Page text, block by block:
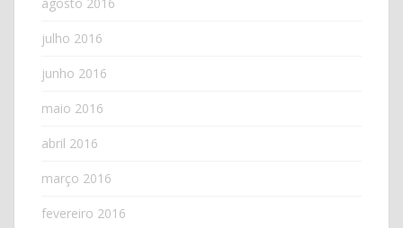
julho 2016
junho 2016
maio 2016
abril 2016
março 2016
fevereiro 2016